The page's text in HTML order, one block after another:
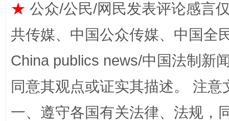
全民健身五年计划来了！等你上场
★ 公众/公民/网民发表评论感言
共传媒、中国公众传媒、中国全
China publics news/中国法制新
同意其观点或证实其描述。 注
一、遵守各国有关法律、法规，